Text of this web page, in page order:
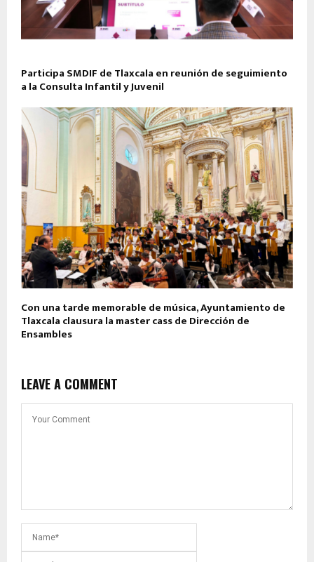
Participa SMDIF de Tlaxcala en reunión de seguimiento
a la Consulta Infantil y Juvenil
Con una tarde memorable de música, Ayuntamiento de
Tlaxcala clausura la master cass de Dirección de
Ensambles
LEAVE A COMMENT